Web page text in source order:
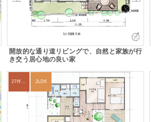
開放的な通り道リビングで、自然と家族が行
き交う居心地の良い家
2LDK